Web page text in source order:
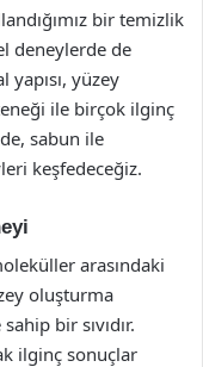
bir temizlik
deneylerde de
yüzey
ile birçok ilginç
sabun ile
keşfedeceğiz.
arasındaki
oluşturma
bir sıvıdır.
ilginç sonuçlar